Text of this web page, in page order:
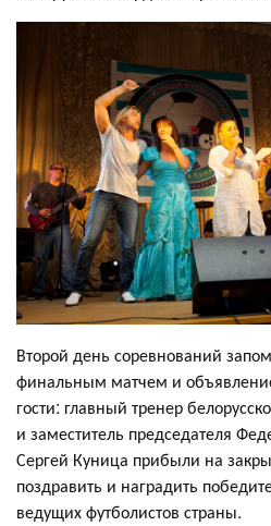
Второй день соревнований
финальным матчем и
гости: главный тренер
и заместитель председателя
Сергей Куница прибыли на
поздравить и наградить
ведущих футболистов страны.